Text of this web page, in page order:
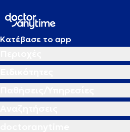
Κατέβασε το app